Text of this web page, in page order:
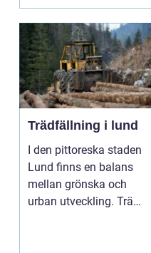
Trädfällning i lund
I den pittoreska staden
Lund finns en balans
mellan grönska och
urban utveckling. Träd